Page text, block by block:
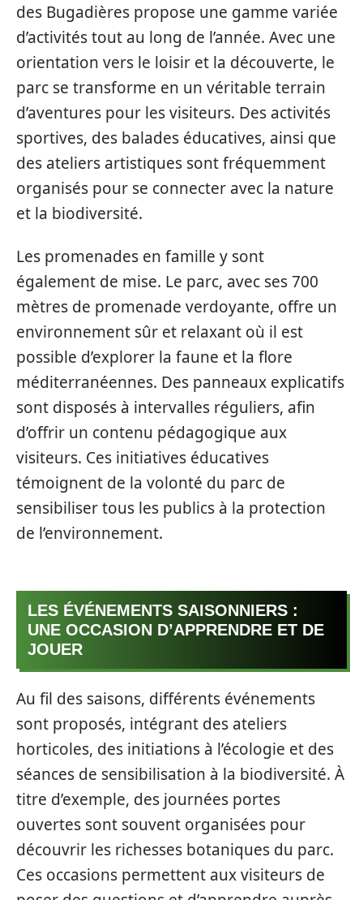
des Bugadières propose une gamme variée
d’activités tout au long de l’année. Avec une
orientation vers le loisir et la découverte, le
parc se transforme en un véritable terrain
d’aventures pour les visiteurs. Des activités
sportives, des balades éducatives, ainsi que
des ateliers artistiques sont fréquemment
organisés pour se connecter avec la nature
et la biodiversité.
Les promenades en famille y sont
également de mise. Le parc, avec ses 700
mètres de promenade verdoyante, offre un
environnement sûr et relaxant où il est
possible d’explorer la faune et la flore
méditerranéennes. Des panneaux explicatifs
sont disposés à intervalles réguliers, afin
d’offrir un contenu pédagogique aux
visiteurs. Ces initiatives éducatives
témoignent de la volonté du parc de
sensibiliser tous les publics à la protection
de l’environnement.
LES ÉVÉNEMENTS SAISONNIERS :
UNE OCCASION D’APPRENDRE ET DE
JOUER
Au fil des saisons, différents événements
sont proposés, intégrant des ateliers
horticoles, des initiations à l’écologie et des
séances de sensibilisation à la biodiversité. À
titre d’exemple, des journées portes
ouvertes sont souvent organisées pour
découvrir les richesses botaniques du parc.
Ces occasions permettent aux visiteurs de